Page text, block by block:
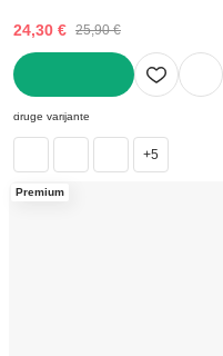
24,30 € 25,90 €
U KOŠARICU
druge varijante
+5
Premium